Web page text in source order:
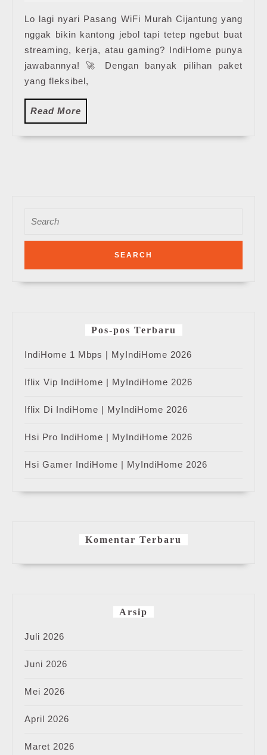
Lo lagi nyari Pasang WiFi Murah Cijantung yang
nggak bikin kantong jebol tapi tetep ngebut buat
streaming, kerja, atau gaming? IndiHome punya
jawabannya! 🚀 Dengan banyak pilihan paket
yang fleksibel,
Read More
More
for:
Pos-pos Terbaru
IndiHome 1 Mbps | MyIndiHome 2026
Iflix Vip IndiHome | MyIndiHome 2026
Iflix Di IndiHome | MyIndiHome 2026
Hsi Pro IndiHome | MyIndiHome 2026
Hsi Gamer IndiHome | MyIndiHome 2026
Komentar Terbaru
Arsip
Juli 2026
Juni 2026
Mei 2026
April 2026
Maret 2026